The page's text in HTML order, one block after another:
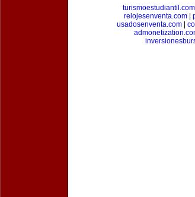
turismoestudiantil.com
relojesenventa.com|
usadosenventa.com|